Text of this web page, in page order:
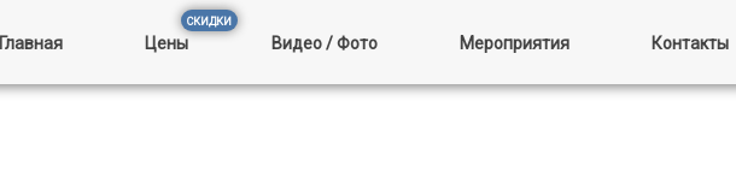
Главная Цены Видео / Фото Мероприятия Контакты